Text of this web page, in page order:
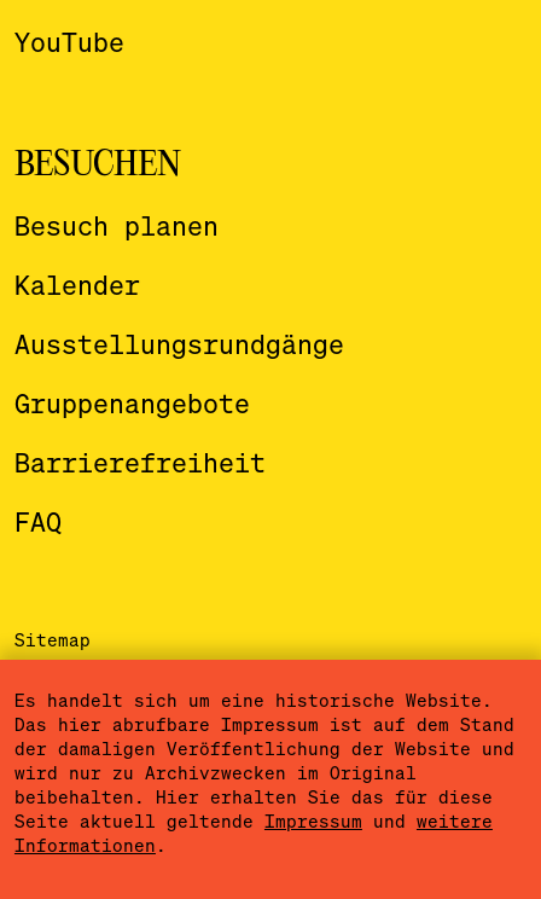
YouTube
BESUCHEN
Besuch planen
Kalender
Ausstellungsrundgänge
Gruppenangebote
Barrierefreiheit
FAQ
Sitemap
Datenschutzerklärung
Nutzungsbedingungen
Cookieeinstellungen
Es handelt sich um eine historische Website.
Das hier abrufbare Impressum ist auf dem Stand
der damaligen Veröffentlichung der Website und
wird nur zu Archivzwecken im Original
beibehalten. Hier erhalten Sie das für diese
Seite aktuell geltende Impressum und weitere
Informationen .